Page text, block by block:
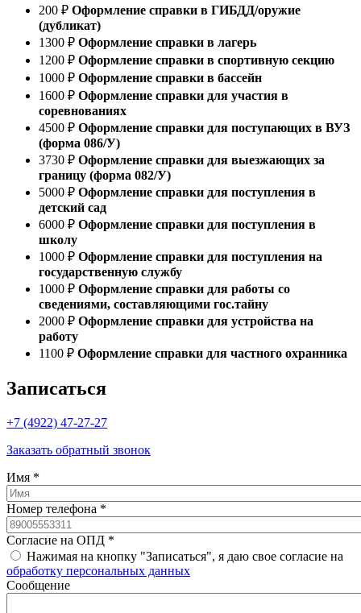
200 ₽ Оформление справки в ГИБДД/оружие
(дубликат)
1300 ₽ Оформление справки в лагерь
1200 ₽ Оформление справки в спортивную секцию
1000 ₽ Оформление справки в бассейн
1600 ₽ Оформление справки для участия в
соревнованиях
4500 ₽ Оформление справки для поступающих в ВУЗ
(форма 086/У)
3730 ₽ Оформление справки для выезжающих за
границу (форма 082/У)
5000 ₽ Оформление справки для поступления в
детский сад
6000 ₽ Оформление справки для поступления в
школу
1000 ₽ Оформление справки для поступления на
государственную службу
1000 ₽ Оформление справки для работы со
сведениями, составляющими гос.тайну
2000 ₽ Оформление справки для устройства на
работу
1100 ₽ Оформление справки для частного охранника
Записаться
+7 (4922) 47-27-27
Заказать обратный звонок
Имя *
Номер телефона *
Согласие на ОПД *
Нажимая на кнопку "Записаться", я даю свое согласие на
обработку персональных данных
Cообщение